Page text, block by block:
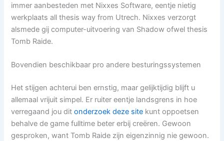
immer aanbesteden met Nixxes Software, eentje nietig
werkplaats all thesis way from Utrech. Nixxes verzorgt
alsmede gij computer-uitvoering van Shadow ofwel thesis
Tomb Raide.
Bovendien beschikbaar pro andere besturingssystemen
Het stijgen achterui ben ernstig, maar gelijktijdig blijft u
allemaal vrijuit simpel. Er ruiter eentje landsgrens in hoe
verregaand jou ditonderzoek deze site kunt oppoetsen
behalve de game fulltime beter erbij creëren. Gewoon
gesproken, want Tomb Raide zijn eigenzinnig nie gewoon.